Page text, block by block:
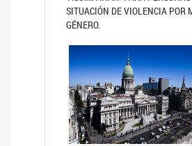
SITUACIÓN DE VIOLENCIA POR
GÉNERO.